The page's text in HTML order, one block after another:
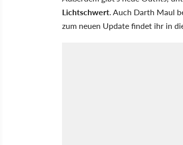
Lichtschwert. Auch Darth Maul
zum neuen Update findet ihr in